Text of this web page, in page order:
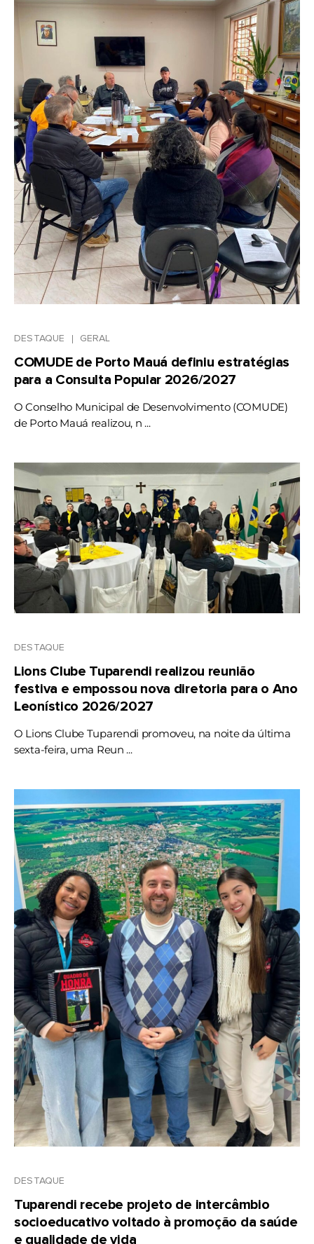
DESTAQUE GERAL
COMUDE de Porto Mauá definiu estratégias
para a Consulta Popular 2026/2027
O Conselho Municipal de Desenvolvimento (COMUDE)
de Porto Mauá realizou, n ...
DESTAQUE
Lions Clube Tuparendi realizou reunião
festiva e empossou nova diretoria para o Ano
Leonístico 2026/2027
O Lions Clube Tuparendi promoveu, na noite da última
sexta-feira, uma Reun ...
DESTAQUE
Tuparendi recebe projeto de intercâmbio
socioeducativo voltado à promoção da saúde
e qualidade de vida